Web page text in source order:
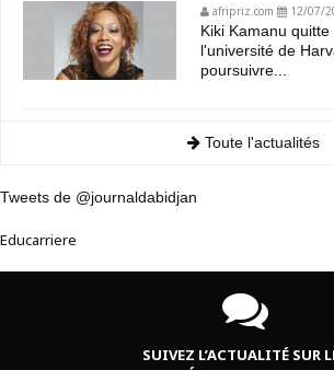
afripriz.com 12/07/
Kiki Kamanu
l'université de
poursuivre...
Toute l'actualités
Tweets de @journaldabidjan
Educarriere
SUIVEZ L’ACTUALITÉ SUR